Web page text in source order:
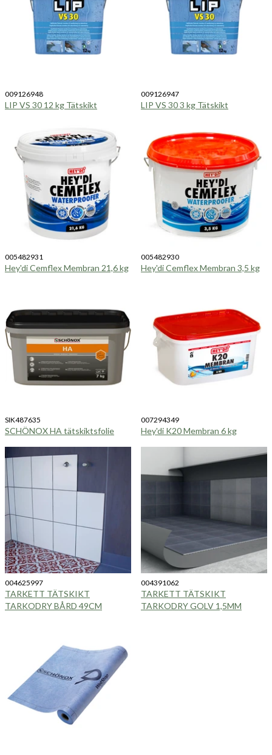
009126948
LIP VS 30 12 kg Tätskikt
009126947
LIP VS 30 3 kg Tätskikt
005482931
Hey'di Cemflex Membran 21,6 kg
005482930
Hey'di Cemflex Membran 3,5 kg
SIK487635
SCHÖNOX HA tätskiktsfolie
007294349
Hey'di K20 Membran 6 kg
004625997
TARKETT TÄTSKIKT
TARKODRY BÅRD 49CM
004391062
TARKETT TÄTSKIKT
TARKODRY GOLV 1,5MM